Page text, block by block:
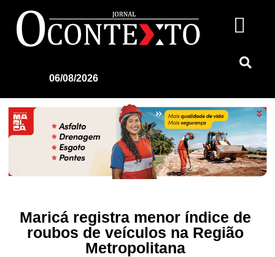
06/08/2026
Maricá registra menor índice de
roubos de veículos na Região
Metropolitana